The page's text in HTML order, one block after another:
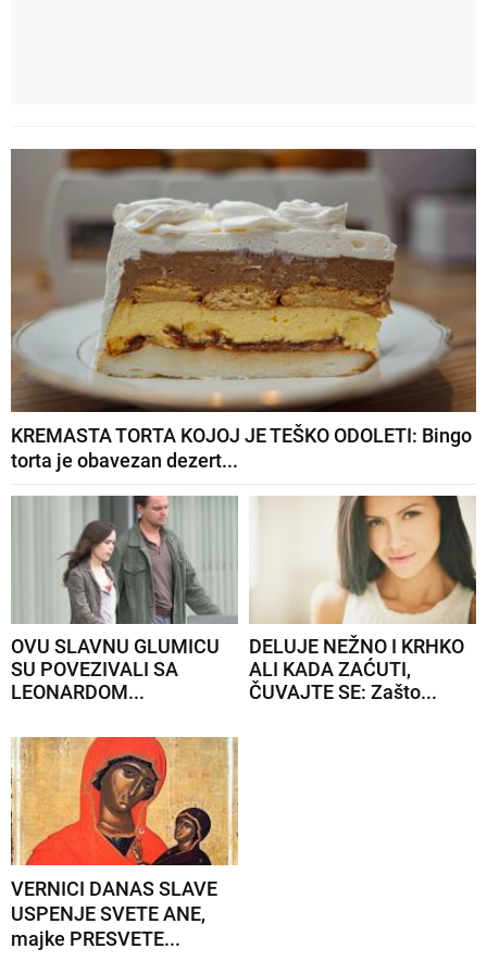
KREMASTA TORTA KOJOJ JE TEŠKO ODOLETI: Bingo
torta je obavezan dezert...
OVU SLAVNU GLUMICU
SU POVEZIVALI SA
LEONARDOM...
DELUJE NEŽNO I KRHKO
ALI KADA ZAĆUTI,
ČUVAJTE SE: Zašto...
VERNICI DANAS SLAVE
USPENJE SVETE ANE,
majke PRESVETE...